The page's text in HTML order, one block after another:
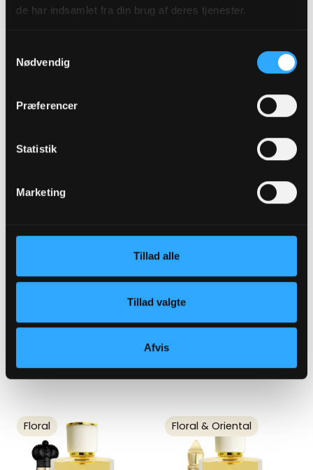
de har indsamlet fra din brug af deres tjenester.
Nødvendig
Præferencer
Statistik
Marketing
Tillad alle
Tillad valgte
Afvis
W97 - inspireret af Rose
350,00 kr
W144 - inspireret af
49,00 kr
Unisex
du Désert
520,00 kr
Floral Floral & Oriental